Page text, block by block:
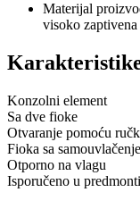
Materijal
visoko
Konzolni element
Sa dve fioke
Otvaranje pomoću
Fioka sa
Otporno na vlagu
Isporučeno u